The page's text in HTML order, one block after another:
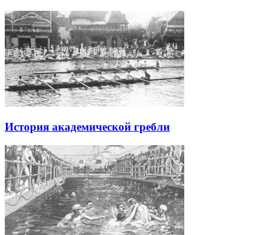
История академической гребли